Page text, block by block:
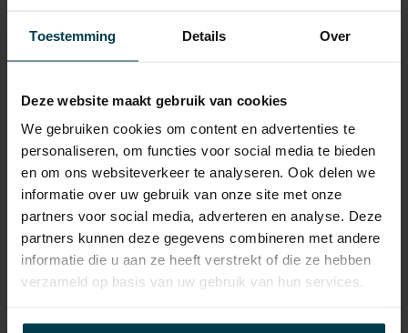
Toestemming Details Over
Deze website maakt gebruik van cookies
We gebruiken cookies om content en advertenties te
personaliseren, om functies voor social media te bieden
en om ons websiteverkeer te analyseren. Ook delen we
informatie over uw gebruik van onze site met onze
partners voor social media, adverteren en analyse. Deze
partners kunnen deze gegevens combineren met andere
informatie die u aan ze heeft verstrekt of die ze hebben
verzameld op basis van uw gebruik van hun services.
APK
tot 01-12-2027
aanwezig?
Bijtelling
22 %
Energielabel
Wegenbelasting min
€ 253 /kwartaal